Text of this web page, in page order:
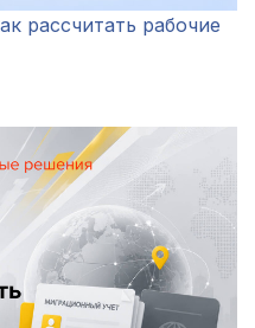
рассчитать рабочие